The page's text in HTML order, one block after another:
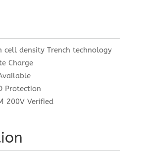
cell density Trench technology
Charge
Protection
200V Verified